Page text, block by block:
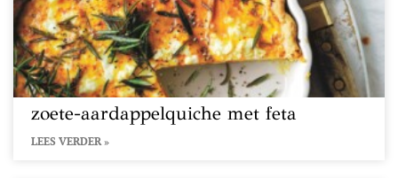
zoete-aardappelquiche met feta
LEES VERDER »